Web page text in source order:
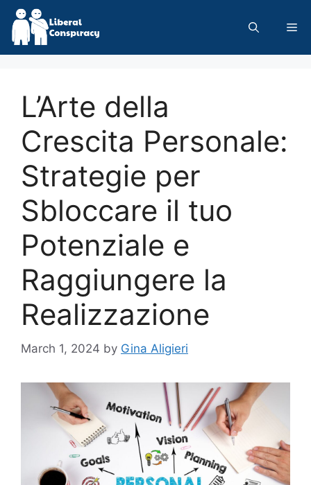
Skip
content
L’Arte della
Crescita Personale:
Strategie per
Sbloccare il tuo
Potenziale e
Raggiungere la
Realizzazione
March 1, 2024 by Gina Aligieri